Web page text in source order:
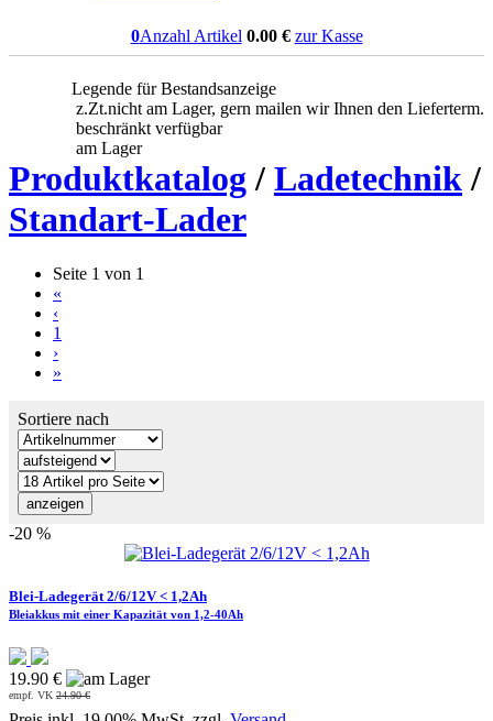
0Anzahl Artikel 0.00€ zur Kasse
Legende für Bestandsanzeige
z.Zt.nicht am Lager, gern mailen wir Ihnen den Lieferterm.
beschränkt verfügbar
am Lager
Produktkatalog/ Ladetechnik/
Standart-Lader
Seite 1 von 1
«
‹
1
›
»
Sortiere nach
-20 %
Blei-Ladegerät 2/6/12V < 1,2Ah
Bleiakkus mit einer Kapazität von 1,2-40Ah
19.90 €
empf. VK 24.90 €